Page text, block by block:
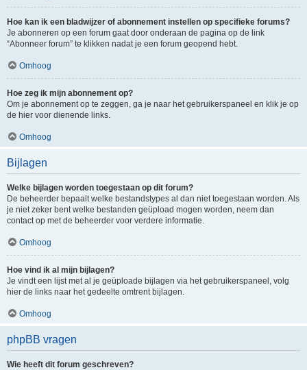
Hoe kan ik een bladwijzer of abonnement instellen op specifieke forums?
Je abonneren op een forum gaat door onderaan de pagina op de link
“Abonneer forum” te klikken nadat je een forum geopend hebt.
Omhoog
Hoe zeg ik mijn abonnement op?
Om je abonnement op te zeggen, ga je naar het gebruikerspaneel en klik je op
de hier voor dienende links.
Omhoog
Bijlagen
Welke bijlagen worden toegestaan op dit forum?
De beheerder bepaalt welke bestandstypes al dan niet toegestaan worden. Als
je niet zeker bent welke bestanden geüpload mogen worden, neem dan
contact op met de beheerder voor verdere informatie.
Omhoog
Hoe vind ik al mijn bijlagen?
Je vindt een lijst met al je geüploade bijlagen via het gebruikerspaneel, volg
hier de links naar het gedeelte omtrent bijlagen.
Omhoog
phpBB vragen
Wie heeft dit forum geschreven?